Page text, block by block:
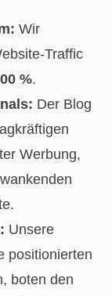
Wir
Traffic
%.
Der Blog
Werbung,
Unsere
positionierten
boten den